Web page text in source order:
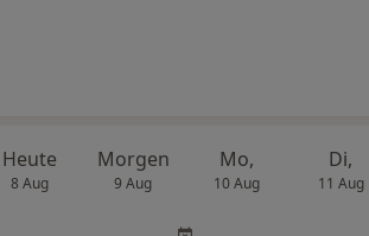
Heute
8 Aug
Morgen
9 Aug
Mo,
10 Aug
Di,
11 Aug